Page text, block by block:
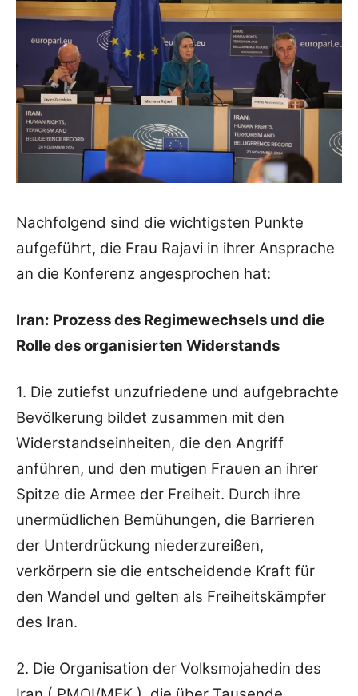
Nachfolgend sind die wichtigsten Punkte
aufgeführt, die Frau Rajavi in ihrer Ansprache
an die Konferenz angesprochen hat:
Iran: Prozess des Regimewechsels und die
Rolle des organisierten Widerstands
1. Die zutiefst unzufriedene und aufgebrachte
Bevölkerung bildet zusammen mit den
Widerstandseinheiten, die den Angriff
anführen, und den mutigen Frauen an ihrer
Spitze die Armee der Freiheit. Durch ihre
unermüdlichen Bemühungen, die Barrieren
der Unterdrückung niederzureißen,
verkörpern sie die entscheidende Kraft für
den Wandel und gelten als Freiheitskämpfer
des Iran.
2. Die Organisation der Volksmojahedin des